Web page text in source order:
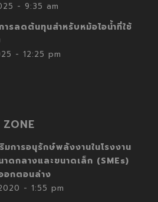
- 9:35 am
ารลดต้นทุนสำหรับหม้อไอน้ำที่ใช้
- 12:25 pm
ZONE
มการอนุรักษ์พลังงานในโรงงาน
ดกลางและขนาดเล็ก (SMEs)
อกตอนล่าง
- 1:55 pm